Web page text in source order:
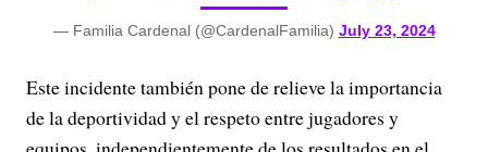
— Familia Cardenal (@CardenalFamilia) July 23, 2024
Este incidente también pone de relieve la importancia
de la deportividad y el respeto entre jugadores y